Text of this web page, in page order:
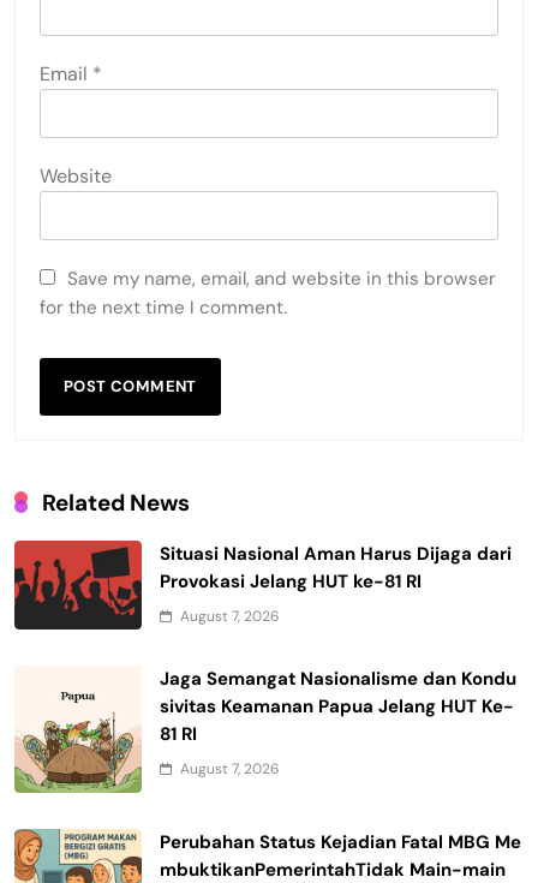
Email *
Website
Save my name, email, and website in this browser
for the next time I comment.
Related News
Situasi Nasional Aman Harus Dijaga dari
Provokasi Jelang HUT ke-81 RI
August 7, 2026
Jaga Semangat Nasionalisme dan Kondu
sivitas Keamanan Papua Jelang HUT Ke-
81 RI
August 7, 2026
Perubahan Status Kejadian Fatal MBG Me
mbuktikanPemerintahTidak Main-main